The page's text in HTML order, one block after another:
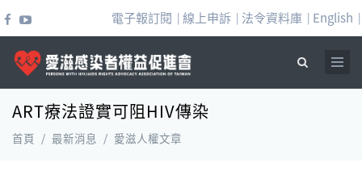
電子報訂閱 | 線上申訴 | 法令資料庫 | English |
搜尋表單
ART療法證實可阻HIV傳染
首頁 / 最新消息 / 愛滋人權文章